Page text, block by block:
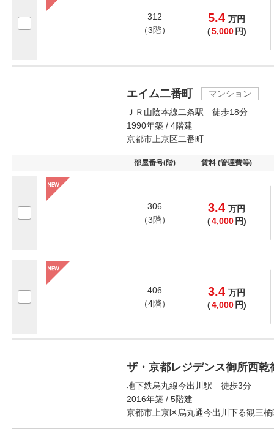
312
（3階）
5.4 万円
(5,000 円)
エイム二番町
マンション
ＪＲ山陰本線二条駅 徒歩18分
1990年築 / 4階建
京都市上京区二番町
部屋番号(階) 賃料 (管理費等)
306
（3階）
3.4 万円
(4,000 円)
406
（4階）
3.4 万円
(4,000 円)
ザ・京都レジデンス御所西乾
地下鉄烏丸線今出川駅 徒歩3分
2016年築 / 5階建
京都市上京区烏丸通今出川下る観三橘